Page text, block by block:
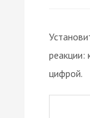
реакции:
цифрой.